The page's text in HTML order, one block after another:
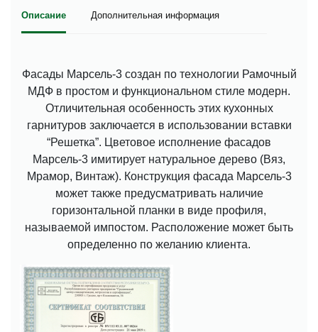
Описание Дополнительная информация
Фасады Марсель-3 создан по технологии Рамочный
МДФ в простом и функциональном стиле модерн.
Отличительная особенность этих кухонных
гарнитуров заключается в использовании вставки
“Решетка”. Цветовое исполнение фасадов
Марсель-3 имитирует натуральное дерево (Вяз,
Мрамор, Винтаж). Конструкция фасада Марсель-3
может также предусматривать наличие
горизонтальной планки в виде профиля,
называемой импостом. Расположение может быть
определенно по желанию клиента.